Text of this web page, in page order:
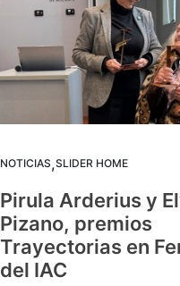
NOTICIAS,SLIDER HOME
Pirula Arderius y
Pizano, premios
Trayectorias en
del IAC